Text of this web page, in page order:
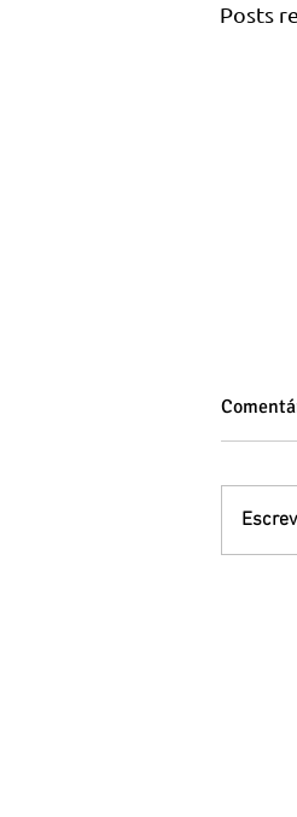
Posts